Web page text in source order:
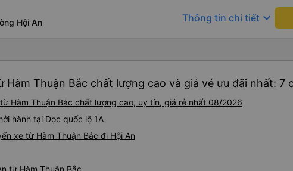
Hội An
bị phản ánh thì đừng trừ
thì bảo bạn ấy liên hệ sđt
đuôi 666, chuyến ĐH-NT
10/10.
Thông tin chi tiết keyboard_arrow_down
Hàm Thuận Bắc chất lượng cao và giá vé ưu đãi nhất: 7
Hàm Thuận Bắc chất lượng cao, uy tín, giá rẻ nhất 08/2026
hành tại Dọc quốc lộ 1A
xe từ Hàm Thuận Bắc đi Hội An